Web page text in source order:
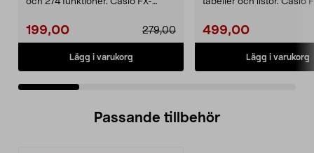
199,00 279,00
Lägg i varukorg
499,00
Lägg i varukorg
Passande tillbehör